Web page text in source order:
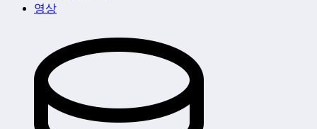
영상